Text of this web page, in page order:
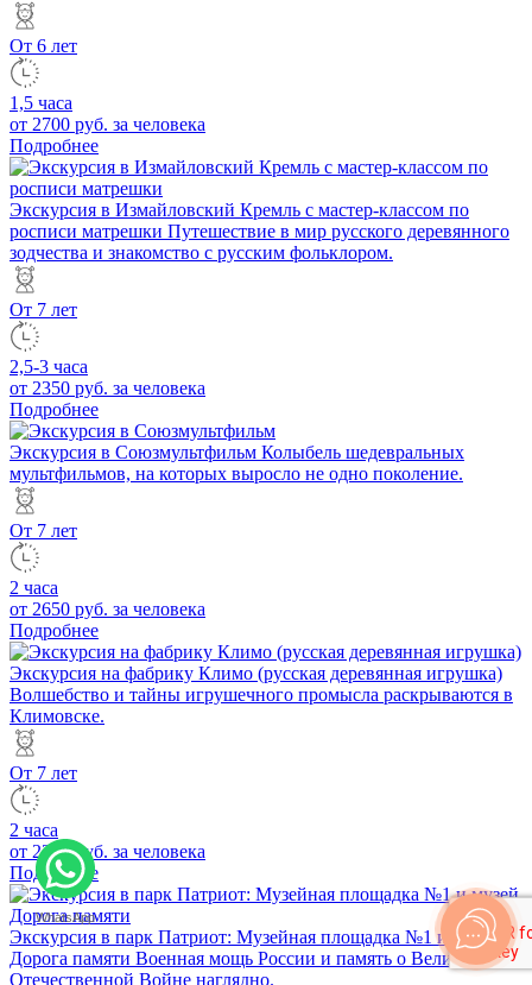
От 6 лет
1,5 часа
от 2700 руб. за человека
Подробнее
Экскурсия в Измайловский Кремль с мастер-классом по
росписи матрешки Путешествие в мир русского деревянного
зодчества и знакомство с русским фольклором.
От 7 лет
2,5-3 часа
от 2350 руб. за человека
Подробнее
Экскурсия в Союзмультфильм Колыбель шедевральных
мультфильмов, на которых выросло не одно поколение.
От 7 лет
2 часа
от 2650 руб. за человека
Подробнее
Экскурсия на фабрику Климо (русская деревянная игрушка)
Волшебство и тайны игрушечного промысла раскрываются в
Климовске.
От 7 лет
2 часа
от 2200 руб. за человека
Подробнее
Экскурсия в парк Патриот: Музейная площадка №1 и музей
Дорога памяти Военная мощь России и память о Великой
Отечественной Войне наглядно.
WhatsApp